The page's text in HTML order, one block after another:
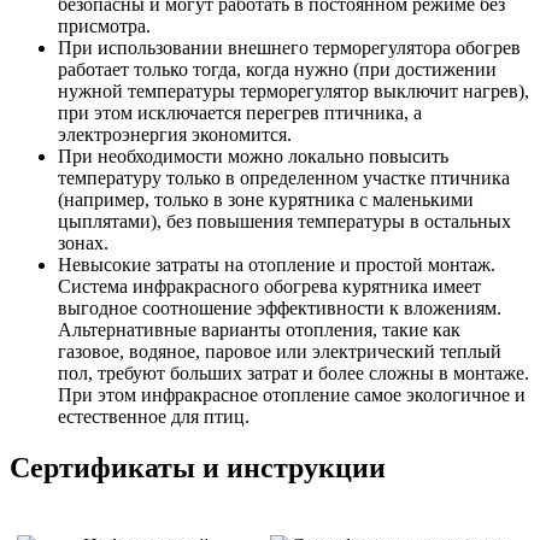
присмотра.
При использовании внешнего терморегулятора обогрев
работает только тогда, когда нужно (при достижении
нужной температуры терморегулятор выключит нагрев),
при этом исключается перегрев птичника, а
электроэнергия экономится.
При необходимости можно локально повысить
температуру только в определенном участке птичника
(например, только в зоне курятника с маленькими
цыплятами), без повышения температуры в остальных
зонах.
Невысокие затраты на отопление и простой монтаж.
Система инфракрасного обогрева курятника имеет
выгодное соотношение эффективности к вложениям.
Альтернативные варианты отопления, такие как
газовое, водяное, паровое или электрический теплый
пол, требуют больших затрат и более сложны в монтаже.
При этом инфракрасное отопление самое экологичное и
естественное для птиц.
Сертификаты и инструкции